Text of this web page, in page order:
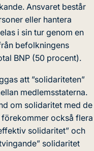
Ansvaret består
eller hantera
i sin tur genom en
befolkningens
BNP (50 procent).
att ”solidariteten”
medlemsstaterna.
om solidaritet med de
också flera
solidaritet” och
solidaritet